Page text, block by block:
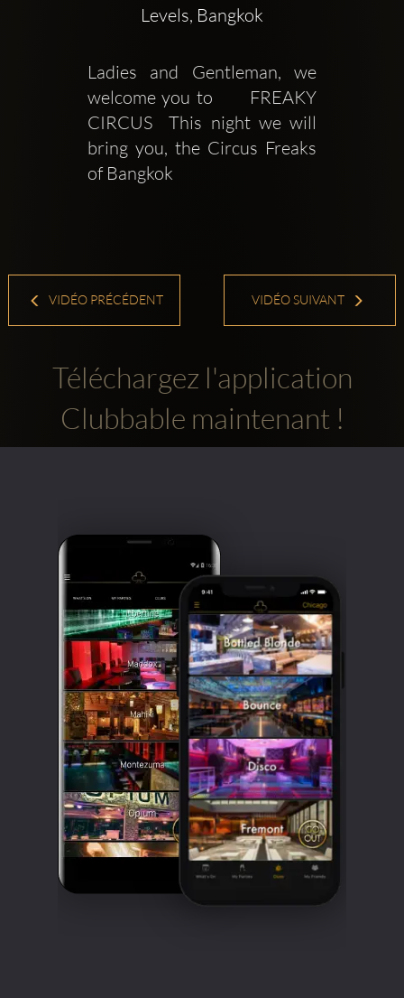
Levels, Bangkok
Ladies and Gentleman, we
welcome you to      FREAKY
CIRCUS  This night we will
bring you, the Circus Freaks
of Bangkok
VIDÉO PRÉCÉDENT VIDÉO SUIVANT
Téléchargez l'application
Clubbable maintenant !